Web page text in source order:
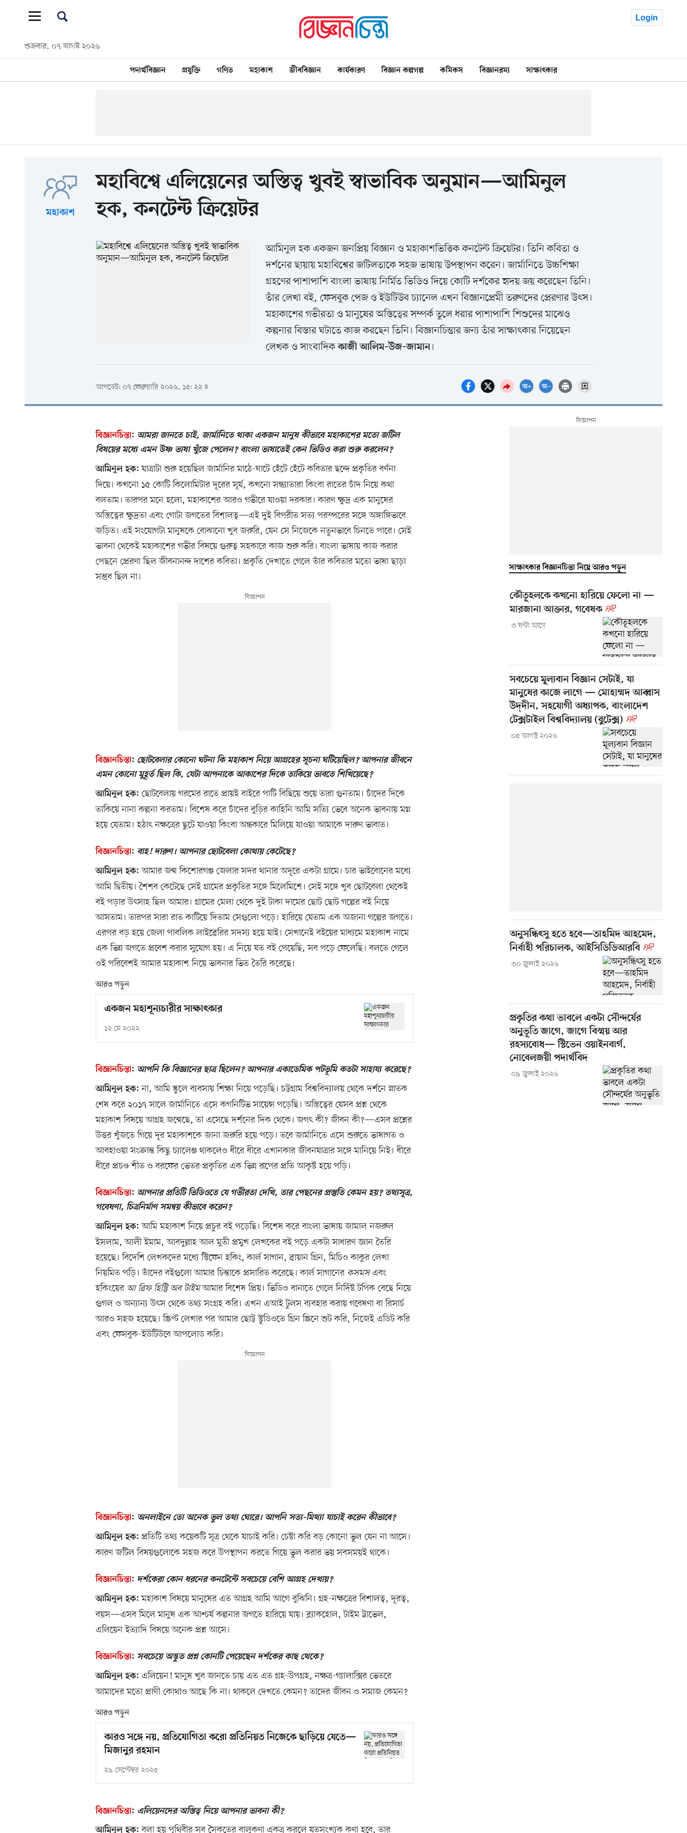
শুক্রবার, ০৭ আগস্ট ২০২৬
Login
পদার্থবিজ্ঞান প্রযুক্তি গণিত মহাকাশ জীববিজ্ঞান কার্যকারণ বিজ্ঞান কল্পগল্প কমিকস বিজ্ঞানরম্য সাক্ষাৎকার
মহাকাশ
মহাবিশ্বে এলিয়েনের অস্তিত্ব খুবই স্বাভাবিক অনুমান—আমিনুল
হক, কনটেন্ট ক্রিয়েটর
আমিনুল হক একজন জনপ্রিয় বিজ্ঞান ও মহাকাশভিত্তিক কনটেন্ট ক্রিয়েটর। তিনি কবিতা ও
দর্শনের ছায়ায় মহাবিশ্বের জটিলতাকে সহজ ভাষায় উপস্থাপন করেন। জার্মানিতে উচ্চশিক্ষা
গ্রহণের পাশাপাশি বাংলা ভাষায় নির্মিত ভিডিও দিয়ে কোটি দর্শকের হৃদয় জয় করেছেন তিনি।
তাঁর লেখা বই, ফেসবুক পেজ ও ইউটিউব চ্যানেল এখন বিজ্ঞানপ্রেমী তরুণদের প্রেরণার উৎস।
মহাকাশের গভীরতা ও মানুষের অস্তিত্বের সম্পর্ক তুলে ধরার পাশাপাশি শিশুদের মাঝেও
কল্পনার বিস্তার ঘটাতে কাজ করছেন তিনি। বিজ্ঞানচিন্তার জন্য তাঁর সাক্ষাৎকার নিয়েছেন
লেখক ও সাংবাদিককাজী আলিম-উজ-জামান।
আপডেট: ০৭ ফেব্রুয়ারি ২০২৬, ১৫: ২২
বিজ্ঞানচিন্তা: আমরা জানতে চাই, জার্মানিতে থাকা একজন মানুষ কীভাবে মহাকাশের মতো জটিল
বিষয়ের মধ্যে এমন উষ্ণ ভাষা খুঁজে পেলেন? বাংলা ভাষাতেই কেন ভিডিও করা শুরু করলেন?
আমিনুল হক: যাত্রাটা শুরু হয়েছিল জার্মানির মাঠে-ঘাটে হেঁটে হেঁটে কবিতার ছন্দে প্রকৃতির বর্ণনা
দিয়ে। কখনো ১৫ কোটি কিলোমিটার দূরের সূর্য, কখনো সন্ধ্যাতারা কিংবা রাতের চাঁদ নিয়ে কথা
বলতাম। তারপর মনে হলো, মহাকাশের আরও গভীরে যাওয়া দরকার। কারণ ক্ষুদ্র এক মানুষের
অস্তিত্বের ক্ষুদ্রতা এবং গোটা জগতের বিশালত্ব—এই দুই বিপরীত সত্য পরস্পরের সঙ্গে অঙ্গাঙ্গিভাবে
জড়িত। এই সংযোগটা মানুষকে বোঝানো খুব জরুরি, যেন সে নিজেকে নতুনভাবে চিনতে পারে। সেই
ভাবনা থেকেই মহাকাশের গভীর বিষয়ে গুরুত্ব সহকারে কাজ শুরু করি। বাংলা ভাষায় কাজ করার
পেছনে প্রেরণা ছিল জীবনানন্দ দাশের কবিতা। প্রকৃতি দেখাতে গেলে তাঁর কবিতার মতো ভাষা ছাড়া
সম্ভব ছিল না।
বিজ্ঞানচিন্তা: ছোটবেলার কোনো ঘটনা কি মহাকাশ নিয়ে আগ্রহের সূচনা ঘটিয়েছিল? আপনার জীবনে
এমন কোনো মুহূর্ত ছিল কি, যেটা আপনাকে আকাশের দিকে তাকিয়ে ভাবতে শিখিয়েছে?
আমিনুল হক: ছোটবেলায় গরমের রাতে প্রায়ই বাইরে পাটি বিছিয়ে শুয়ে তারা গুনতাম। চাঁদের দিকে
তাকিয়ে নানা কল্পনা করতাম। বিশেষ করে চাঁদের বুড়ির কাহিনি আমি সত্যি ভেবে অনেক ভাবনায় মগ্ন
হয়ে যেতাম। হঠাৎ নক্ষত্রের ছুটে যাওয়া কিংবা অন্ধকারে মিলিয়ে যাওয়া আমাকে দারুণ ভাবাত।
বিজ্ঞানচিন্তা: বাহ! দারুণ। আপনার ছোটবেলা কোথায় কেটেছে?
আমিনুল হক: আমার জন্ম কিশোরগঞ্জ জেলার সদর থানার অদূরে একটা গ্রামে। চার ভাইবোনের মধ্যে
আমি দ্বিতীয়। শৈশব কেটেছে সেই গ্রামের প্রকৃতির সঙ্গে মিলেমিশে। সেই সঙ্গে খুব ছোটবেলা থেকেই
বই পড়ার উৎসাহ ছিল আমার। গ্রামের মেলা থেকে দুই টাকা দামের ছোট ছোট গল্পের বই নিয়ে
আসতাম। তারপর সারা রাত কাটিয়ে দিতাম সেগুলো পড়ে। হারিয়ে যেতাম এক অজানা গল্পের জগতে।
এরপর বড় হয়ে জেলা পাবলিক লাইব্রেরির সদস্য হয়ে যাই। সেখানেই বইয়ের মাধ্যমে মহাকাশ নামে
এক ভিন্ন জগতে প্রবেশ করার সুযোগ হয়। এ নিয়ে যত বই পেয়েছি, সব পড়ে ফেলেছি। বলতে গেলে
ওই পরিবেশই আমার মহাকাশ নিয়ে ভাবনার ভিত তৈরি করেছে।
আরও পড়ুন
একজন মহাশূন্যচারীর সাক্ষাৎকার
১২ মে ২০২২
বিজ্ঞানচিন্তা: আপনি কি বিজ্ঞানের ছাত্র ছিলেন? আপনার একাডেমিক পটভূমি কতটা সাহায্য করেছে?
আমিনুল হক: না, আমি স্কুলে ব্যবসায় শিক্ষা নিয়ে পড়েছি। চট্টগ্রাম বিশ্ববিদ্যালয় থেকে দর্শনে স্নাতক
শেষ করে ২০১৭ সালে জার্মানিতে এসে কগনিটিভ সায়েন্স পড়েছি। অস্তিত্বের যেসব প্রশ্ন থেকে
মহাকাশ বিষয়ে আগ্রহ জন্মেছে, তা এসেছে দর্শনের দিক থেকে। জগৎ কী? জীবন কী?—এসব প্রশ্নের
উত্তর খুঁজতে গিয়ে দূর মহাকাশকে জানা জরুরি হয়ে পড়ে। তবে জার্মানিতে এসে শুরুতে ভাষাগত ও
আবহাওয়া সংক্রান্ত কিছু চ্যালেঞ্জ থাকলেও ধীরে ধীরে এখানকার জীবনযাত্রার সঙ্গে মানিয়ে নিই। ধীরে
ধীরে প্রচণ্ড শীত ও বরফের ভেতর প্রকৃতির এক ভিন্ন রূপের প্রতি আকৃষ্ট হয়ে পড়ি।
বিজ্ঞানচিন্তা: আপনার প্রতিটি ভিডিওতে যে গভীরতা দেখি, তার পেছনের প্রস্তুতি কেমন হয়? তথ্যসূত্র,
গবেষণা, চিত্রনির্মাণ সমন্বয় কীভাবে করেন?
আমিনুল হক: আমি মহাকাশ নিয়ে প্রচুর বই পড়েছি। বিশেষ করে বাংলা ভাষায় জামাল নজরুল
ইসলাম, আলী ইমাম, আবদুল্লাহ আল মুতী প্রমুখ লেখকের বই পড়ে একটা সাধারণ জ্ঞান তৈরি
হয়েছে। বিদেশি লেখকদের মধ্যে স্টিফেন হকিং, কার্ল সাগান, ব্রায়ান গ্রিন, মিচিও কাকুর লেখা
নিয়মিত পড়ি। তাঁদের বইগুলো আমার চিন্তাকে প্রসারিত করেছে। কার্ল সাগানের কসমসএবং
হকিংয়ের আ ব্রিফ হিস্ট্রি অব টাইমআমার বিশেষ প্রিয়। ভিডিও বানাতে গেলে নির্দিষ্ট টপিক বেছে নিয়ে
গুগল ও অন্যান্য উৎস থেকে তথ্য সংগ্রহ করি। এখন এআই টুলস ব্যবহার করায় গবেষণা বা রিসার্চ
আরও সহজ হয়েছে। স্ক্রিপ্ট লেখার পর আমার ছোট্ট স্টুডিওতে গ্রিন স্ক্রিনে শুট করি, নিজেই এডিট করি
এবং ফেসবুক-ইউটিউবে আপলোড করি।
বিজ্ঞানচিন্তা: অনলাইনে তো অনেক ভুল তথ্য ঘোরে। আপনি সত্য-মিথ্যা যাচাই করেন কীভাবে?
আমিনুল হক: প্রতিটি তথ্য কয়েকটি সূত্র থেকে যাচাই করি। চেষ্টা করি বড় কোনো ভুল যেন না আসে।
কারণ জটিল বিষয়গুলোকে সহজ করে উপস্থাপন করতে গিয়ে ভুল করার ভয় সবসময়ই থাকে।
বিজ্ঞানচিন্তা: দর্শকেরা কোন ধরনের কনটেন্টে সবচেয়ে বেশি আগ্রহ দেখায়?
আমিনুল হক: মহাকাশ বিষয়ে মানুষের এত আগ্রহ আমি আগে বুঝিনি। গ্রহ-নক্ষত্রের বিশালত্ব, দূরত্ব,
বয়স—এসব মিলে মানুষ এক আশ্চর্য কল্পনার জগতে হারিয়ে যায়। ব্ল্যাকহোল, টাইম ট্রাভেল,
এলিয়েন ইত্যাদি বিষয়ে অনেক প্রশ্ন আসে।
বিজ্ঞানচিন্তা: সবচেয়ে অদ্ভুত প্রশ্ন কোনটি পেয়েছেন দর্শকের কাছ থেকে?
আমিনুল হক: এলিয়েন! মানুষ খুব জানতে চায় এত এত গ্রহ-উপগ্রহ, নক্ষত্র-গ্যালাক্সির ভেতরে
আমাদের মতো প্রাণী কোথাও আছে কি না। থাকলে দেখতে কেমন? তাদের জীবন ও সমাজ কেমন?
আরও পড়ুন
কারও সঙ্গে নয়, প্রতিযোগিতা করো প্রতিনিয়ত নিজেকে ছাড়িয়ে যেতে—
মিজানুর রহমান
২৯ সেপ্টেম্বর ২০২৫
বিজ্ঞানচিন্তা: এলিয়েনদের অস্তিত্ব নিয়ে আপনার ভাবনা কী?
আমিনুল হক: বলা হয় পৃথিবীর সব সৈকতের বালুকণা একত্র করলে যতসংখ্যক কণা হবে, তার
সাক্ষাৎকার বিজ্ঞানচিন্তা নিয়ে আরও পড়ুন
কৌতূহলকে কখনো হারিয়ে ফেলো না —
মারজানা আক্তার, গবেষক
৩ ঘণ্টা আগে
সবচেয়ে মূল্যবান বিজ্ঞান সেটাই, যা
মানুষের কাজে লাগে — মোহাম্মদ আব্বাস
উদ্‌দীন, সহযোগী অধ্যাপক, বাংলাদেশ
টেক্সটাইল বিশ্ববিদ্যালয় (বুটেক্স)
০৫ আগস্ট ২০২৬
অনুসন্ধিৎসু হতে হবে—তাহমিদ আহমেদ,
নির্বাহী পরিচালক, আইসিডিডিআরবি
৩০ জুলাই ২০২৬
প্রকৃতির কথা ভাবলে একটা সৌন্দর্যের
অনুভূতি জাগে, জাগে বিস্ময় আর
রহস্যবোধ— স্টিভেন ওয়াইনবার্গ,
নোবেলজয়ী পদার্থবিদ
০৯ জুলাই ২০২৬